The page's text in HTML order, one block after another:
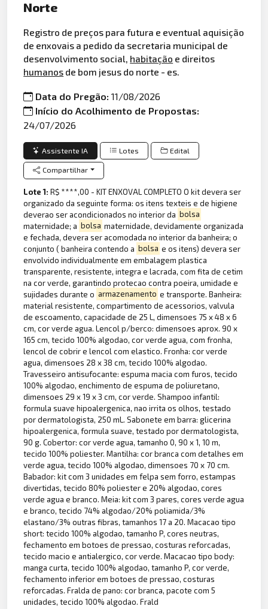
Norte
Registro de preços para futura e eventual aquisição
de enxovais a pedido da secretaria municipal de
desenvolvimento social, habitação e direitos
humanos de bom jesus do norte - es.
Data do Pregão:11/08/2026
Início do Acolhimento de Propostas:
24/07/2026
Assistente IA Lotes Edital
Compartilhar
Lote 1:R$ ****,00 - KIT ENXOVAL COMPLETO O kit devera ser
organizado da seguinte forma: os itens texteis e de higiene
deverao ser acondicionados no interior da bolsa
maternidade; a bolsa maternidade, devidamente organizada
e fechada, devera ser acomodada no interior da banheira; o
conjunto ( banheira contendo a bolsa e os itens) devera ser
envolvido individualmente em embalagem plastica
transparente, resistente, integra e lacrada, com fita de cetim
na cor verde, garantindo protecao contra poeira, umidade e
sujidades durante o armazenamento e transporte. Banheira:
material resistente, compartimento de acessorios, valvula
de escoamento, capacidade de 25 L, dimensoes 75 x 48 x 6
cm, cor verde agua. Lencol p/berco: dimensoes aprox. 90 x
165 cm, tecido 100% algodao, cor verde agua, com fronha,
lencol de cobrir e lencol com elastico. Fronha: cor verde
agua, dimensoes 28 x 38 cm, tecido 100% algodao.
Travesseiro antisufocante: espuma macia com furos, tecido
100% algodao, enchimento de espuma de poliuretano,
dimensoes 29 x 19 x 3 cm, cor verde. Shampoo infantil:
formula suave hipoalergenica, nao irrita os olhos, testado
por dermatologista, 250 mL. Sabonete em barra: glicerina
hipoalergenica, formula suave, testado por dermatologista,
90 g. Cobertor: cor verde agua, tamanho 0, 90 x 1, 10 m,
tecido 100% poliester. Mantilha: cor branca com detalhes em
verde agua, tecido 100% algodao, dimensoes 70 x 70 cm.
Babador: kit com 3 unidades em felpa sem forro, estampas
divertidas, tecido 80% poliester e 20% algodao, cores
verde agua e branco. Meia: kit com 3 pares, cores verde agua
e branco, tecido 74% algodao/20% poliamida/3%
elastano/3% outras fibras, tamanhos 17 a 20. Macacao tipo
short: tecido 100% algodao, tamanho P, cores neutras,
fechamento em botoes de pressao, costuras reforcadas,
tecido macio e antialergico, cor verde. Macacao tipo body:
manga curta, tecido 100% algodao, tamanho P, cor verde,
fechamento inferior em botoes de pressao, costuras
reforcadas. Fralda de pano: cor branca, pacote com 5
unidades, tecido 100% algodao. Frald